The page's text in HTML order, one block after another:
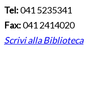
Tel: 041 5235341
Fax: 041 2414020
Scrivi alla Biblioteca